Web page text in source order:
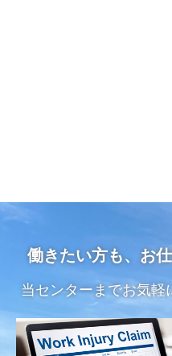
働きたい方も、お
当センターまでお気軽